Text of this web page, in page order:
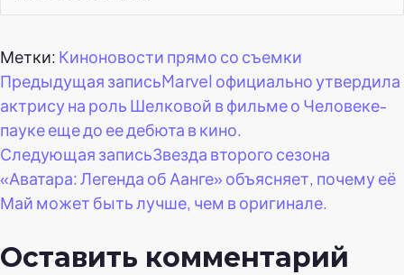
Метки: Киноновости прямо со съемки
Навигация
по
записям
Предыдущая записьMarvel официально утвердила
актрису на роль Шелковой в фильме о Человеке-
пауке еще до ее дебюта в кино.
Следующая записьЗвезда второго сезона
«Аватара: Легенда об Аанге» объясняет, почему её
Май может быть лучше, чем в оригинале.
Оставить комментарий